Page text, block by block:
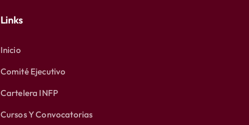
Links
Inicio
Comité Ejecutivo
Cartelera INFP
Cursos Y Convocatorias